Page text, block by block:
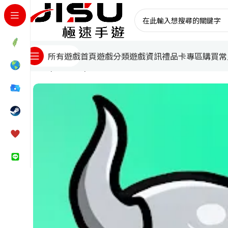
所有遊戲首頁遊戲分類遊戲資訊禮品卡專區購買
首頁